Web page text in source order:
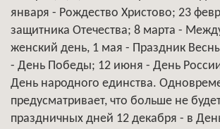
января - Рождество Христово; 23
защитника Отечества; 8 марта -
женский день, 1 мая - Праздник
- День Победы; 12 июня - День
День народного единства.
предусматривает, что больше не
праздничных дней 12 декабря - в